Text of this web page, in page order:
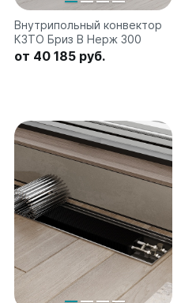
Внутрипольный конвектор
КЗТО Бриз В Нерж 300
от 40 185 руб.